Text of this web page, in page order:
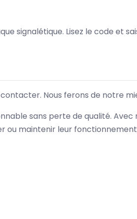
signalétique. Lisez le code et
Nous ferons de notre
sans perte de qualité.
ou maintenir leur